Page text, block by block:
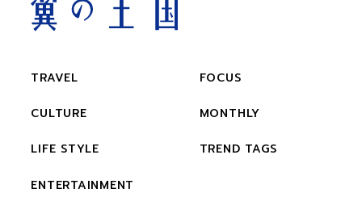
TRAVEL
CULTURE
LIFE STYLE
ENTERTAINMENT
FOCUS
MONTHLY
TREND TAGS